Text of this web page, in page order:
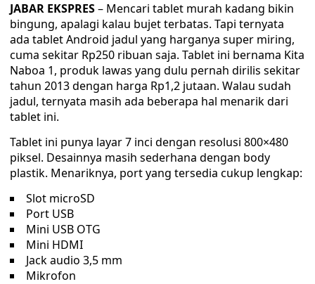
JABAR EKSPRES– Mencari tablet murah kadang bikin
bingung, apalagi kalau bujet terbatas. Tapi ternyata
ada tablet Android jadul yang harganya super miring,
cuma sekitar Rp250 ribuan saja. Tablet ini bernama Kita
Naboa 1, produk lawas yang dulu pernah dirilis sekitar
tahun 2013 dengan harga Rp1,2 jutaan. Walau sudah
jadul, ternyata masih ada beberapa hal menarik dari
tablet ini.
Tablet ini punya layar 7 inci dengan resolusi 800×480
piksel. Desainnya masih sederhana dengan body
plastik. Menariknya, port yang tersedia cukup lengkap:
Slot microSD
Port USB
Mini USB OTG
Mini HDMI
Jack audio 3,5 mm
Mikrofon